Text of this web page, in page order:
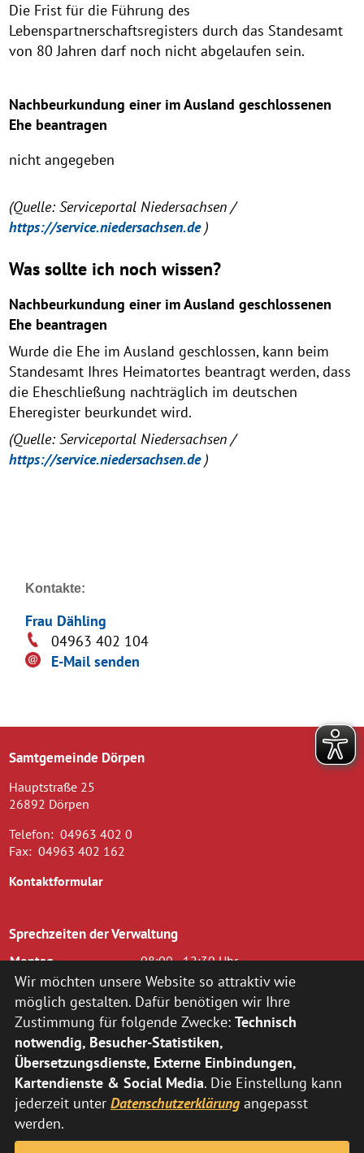
Die Frist für die Führung des
Lebenspartnerschaftsregisters durch das Standesamt
von 80 Jahren darf noch nicht abgelaufen sein.
Nachbeurkundung einer im Ausland geschlossenen
Ehe beantragen
nicht angegeben
(Quelle: Serviceportal Niedersachsen /
https://service.niedersachsen.de)
Was sollte ich noch wissen?
Nachbeurkundung einer im Ausland geschlossenen
Ehe beantragen
Wurde die Ehe im Ausland geschlossen, kann beim
Standesamt Ihres Heimatortes beantragt werden, dass
die Eheschließung nachträglich im deutschen
Eheregister beurkundet wird.
(Quelle: Serviceportal Niedersachsen /
https://service.niedersachsen.de)
Kontakte:
Frau Dähling
04963 402 104
E-Mail senden
Samtgemeinde Dörpen
Hauptstraße 25
26892 Dörpen
Telefon: 04963 402 0
Fax: 04963 402 162
Kontaktformular
Sprechzeiten der Verwaltung
Montag
08:00 - 12:30 Uhr
Dienstag
08.00 - 12.30 Uhr und 14.00 - 16.00
Uhr
Mittwoch
08.00 - 12.30 Uhr
Donnerstag
14.00 - 18.00 Uhr
Freitag
08.00 - 12.00 Uhr
zusätzlich nach vorheriger Terminvereinbarung:
Montag
14:00 - 16:00 Uhr
Donnerstag
Wir möchten unsere Website so attraktiv wie
möglich gestalten. Dafür benötigen wir Ihre
Zustimmung für folgende Zwecke: Technisch
notwendig, Besucher-Statistiken,
Übersetzungsdienste, Externe Einbindungen,
Kartendienste & Social Media. Die Einstellung kann
jederzeit unter Datenschutzerklärung angepasst
werden.